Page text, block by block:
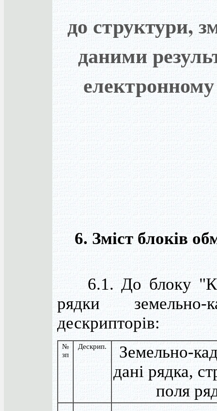
до структури,
даними
електронному
6. Зміст блоків
6.1. До блоку
рядки
дескрипторів:
№
зп
Дескрип.
Земельно-
дані рядка,
поля